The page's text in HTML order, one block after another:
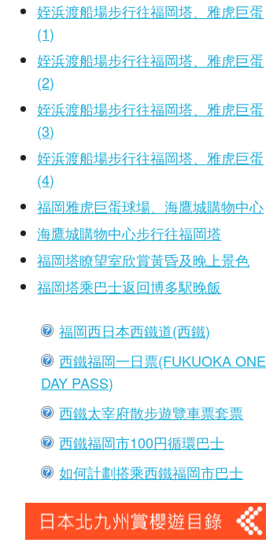
姪浜渡船場步行往福岡塔、雅虎巨蛋
(1)
姪浜渡船場步行往福岡塔、雅虎巨蛋
(2)
姪浜渡船場步行往福岡塔、雅虎巨蛋
(3)
姪浜渡船場步行往福岡塔、雅虎巨蛋
(4)
福岡雅虎巨蛋球場、海鷹城購物中心
海鷹城購物中心步行往福岡塔
福岡塔瞭望室欣賞黃昏及晚上景色
福岡塔乘巴士返回博多駅晚飯
福岡西日本西鐵道(西鐵)
西鐵福岡一日票(FUKUOKA ONE
DAY PASS)
西鐵太宰府散步遊覽車票套票
西鐵福岡市100円循環巴士
如何計劃搭乘西鐵福岡市巴士